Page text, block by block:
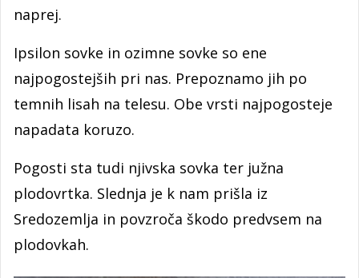
naprej.
Ipsilon sovke in ozimne sovke so ene
najpogostejših pri nas. Prepoznamo jih po
temnih lisah na telesu. Obe vrsti najpogosteje
napadata koruzo.
Pogosti sta tudi njivska sovka ter južna
plodovrtka. Slednja je k nam prišla iz
Sredozemlja in povzroča škodo predvsem na
plodovkah.